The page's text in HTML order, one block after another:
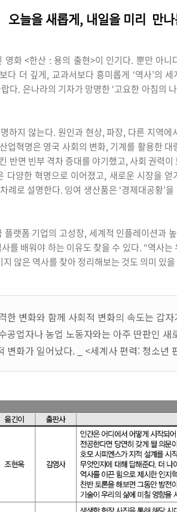
오늘을 새롭게, 내일을 미리 만
영화 <한산 : 용의 출현>이 인기다. 뿐만 아
다 더 깊게, 교과서보다 흥미롭게 ‘역사’의
다. 은나라의 기자가 망명한 ‘고요한 아침의
하지 않는다. 원인과 현상, 파장, 다른 지역
업혁명은 영국 사회의 변화, 기계를 활용한
반면 빈부 격차 증대를 야기했고, 사회 권력
다양한 혁명으로 이어졌고, 새로운 시장을
례로 설명한다. 잉여 생산품은 ‘경제대공황’
랫폼 기업의 고성장, 세계적 인플레이션과
를 배워야 하는 이유도 찾을 수 있다. “역사
않은 역사를 찾아 정리해보는 것도 의미 있
한 변화와 함께 사회적 변화의 속도는 갑
공업자나 농업 노동자와는 아주 딴판인
변화가 일어났다. _ <세계사 편력: 청소년